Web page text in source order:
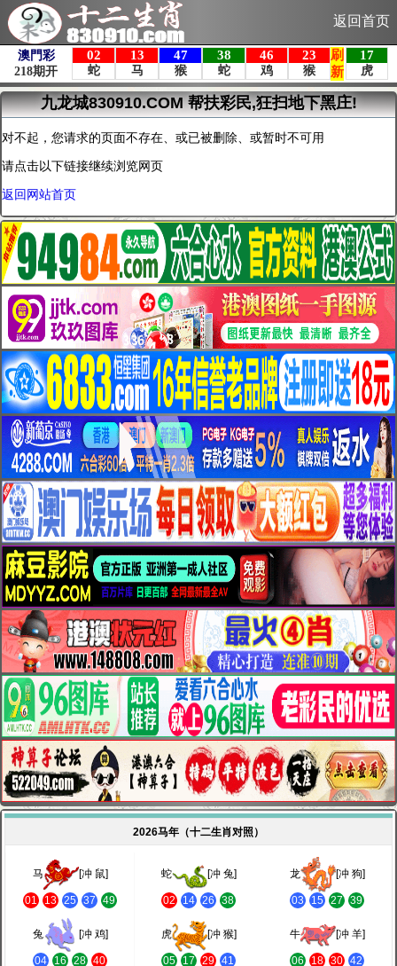
返回首页
九龙城830910.COM 帮扶彩民,狂扫地下黑庄!
对不起，您请求的页面不存在、或已被删除、或暂时不可用
请点击以下链接继续浏览网页
返回网站首页